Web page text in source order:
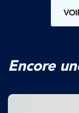
Encore